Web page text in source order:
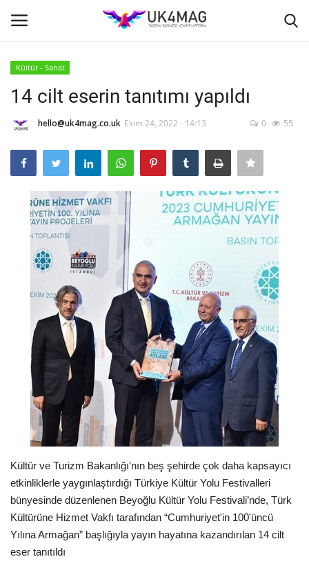
Ana Sayfa
İş Platformu
TVNET
TOPLUM
Londra
İş İlanları
Seri İlanlar
İngiltere
Videolar
İş & Ekonomi
Kültür - Sanat
Firma Rehberi
Kültür - Sanat
14 cilt eserin tanıtımı yapıldı
hello@uk4mag.co.uk Ekim 24, 2022 - 14:13 0 55
Kültür ve Turizm Bakanlığı'nın beş şehirde çok daha kapsayıcı
etkinliklerle yaygınlaştırdığı Türkiye Kültür Yolu Festivalleri
bünyesinde düzenlenen Beyoğlu Kültür Yolu Festivali’nde, Türk
Kültürüne Hizmet Vakfı tarafından “Cumhuriyet'in 100'üncü
Yılına Armağan” başlığıyla yayın hayatına kazandırılan 14 cilt
eser tanıtıldı